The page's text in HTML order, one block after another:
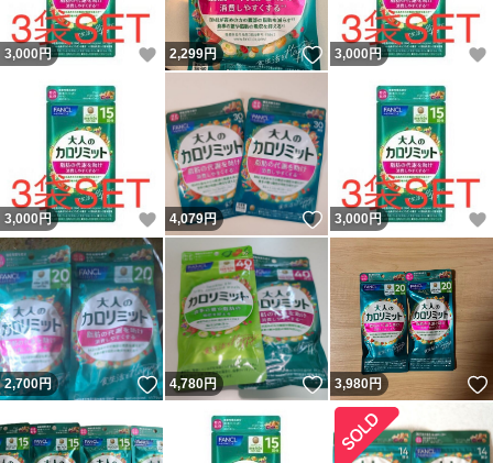
3,000 円 いいね！
2,299円 いいね！
3,000 円
3,000 円 いいね！
4,079円 いいね！
3,000 円
2,700円 いいね！
4,780円 いいね！
3,980円